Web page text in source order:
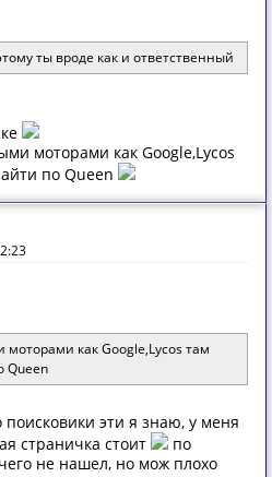
ты вроде как и ответственный
мoтoрaми кaк Google,Lycos
пo Queen
кaк Google,Lycos тaм
Queen
поисковики эти я знаю, у меня
страничка стоит
по
не нашел, но мож плохо